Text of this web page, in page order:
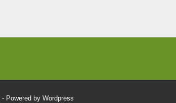
- Powered by Wordpress